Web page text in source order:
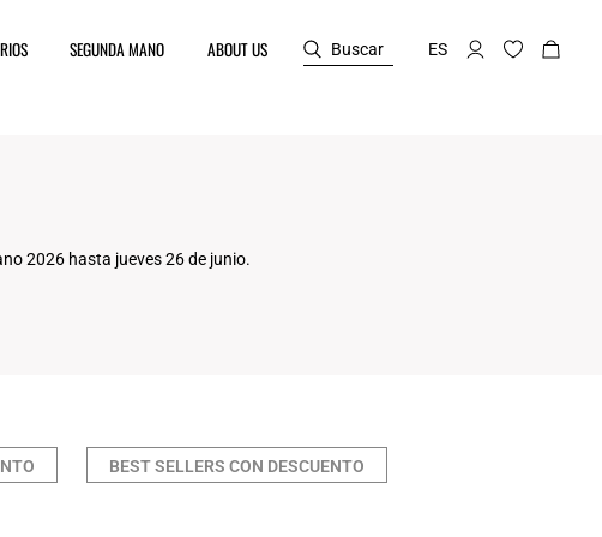
SEGUNDA MANO ABOUT US Buscar ES
2026 hasta jueves 26 de junio.
BEST SELLERS CON DESCUENTO